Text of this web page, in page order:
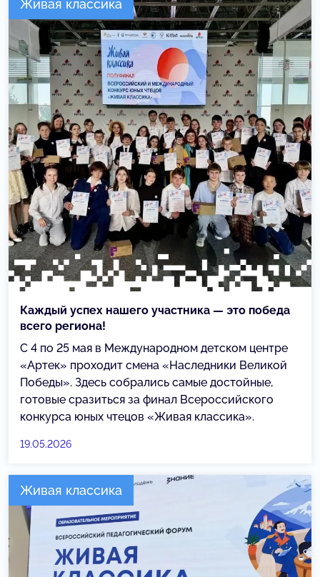
Живая классика
Каждый успех нашего участника — это победа
всего региона!
С 4 по 25 мая в Международном детском центре
«Артек» проходит смена «Наследники Великой
Победы». Здесь собрались самые достойные,
готовые сразиться за финал Всероссийского
конкурса юных чтецов «Живая классика».
19.05.2026
Живая классика